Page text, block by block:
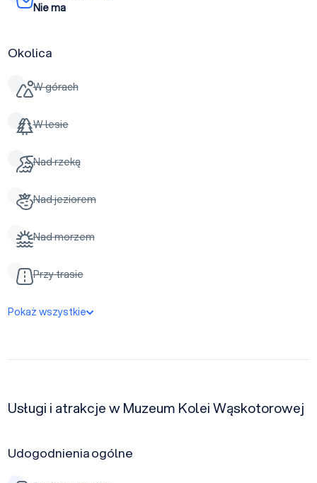
Nie ma
Okolica
W górach
W lesie
Nad rzeką
Nad jeziorem
Nad morzem
Przy trasie
Pokaż wszystkie
Usługi i atrakcje w Muzeum Kolei Wąskotorowej
Udogodnienia ogólne